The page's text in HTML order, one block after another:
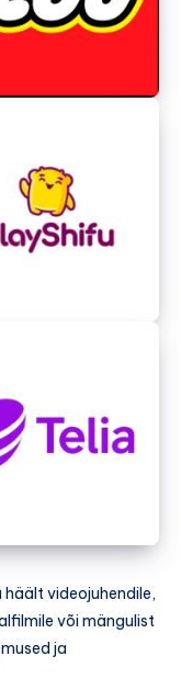
videojuhendile,
või mängulist
ja